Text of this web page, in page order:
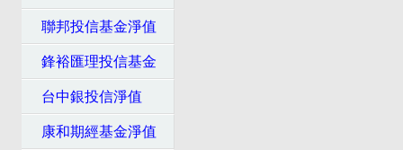
聯邦投信基金淨值
鋒裕匯理投信基金
台中銀投信淨值
康和期經基金淨值